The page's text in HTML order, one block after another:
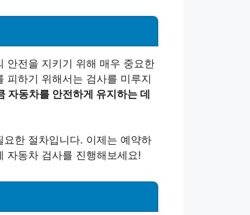
안전을 지키기 위해 매우 중요한
피하기 위해서는 검사를 미루지
자동차를 안전하게 유지하는 데
한 절차입니다. 이제는 예약하
자동차 검사를 진행해보세요!